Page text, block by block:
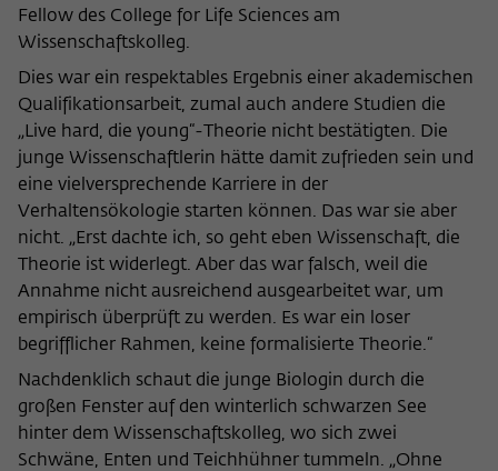
Fellow des College for Life Sciences am
Wissenschaftskolleg.
Dies war ein respektables Ergebnis einer akademischen
Qualifikationsarbeit, zumal auch andere Studien die
„Live hard, die young“-Theorie nicht bestätigten. Die
junge Wissenschaftlerin hätte damit zufrieden sein und
eine vielversprechende Karriere in der
Verhaltensökologie starten können. Das war sie aber
nicht. „Erst dachte ich, so geht eben Wissenschaft, die
Theorie ist widerlegt. Aber das war falsch, weil die
Annahme nicht ausreichend ausgearbeitet war, um
empirisch überprüft zu werden. Es war ein loser
begrifflicher Rahmen, keine formalisierte Theorie.“
Nachdenklich schaut die junge Biologin durch die
großen Fenster auf den winterlich schwarzen See
hinter dem Wissenschaftskolleg, wo sich zwei
Schwäne, Enten und Teichhühner tummeln. „Ohne
Laufzeit 6 Monate
Zweck
Dieses Cookie dient dazu, zu speichern,
von welcher Website oder Suchmaschine
der/die Besucher:in durch eine Verlinkung
auf wiko-berlin.de weitergeleitet wurde.
Name _pk_ses
Anbieter Matomo
Laufzeit 30 Minuten
Zweck
Dieses kurzlebige Cookie wird dazu
verwendet, vorübergehend Daten über
den aktuellen Aufenthalt des Besuchs auf
der Webseite des Wissenschaftskollegs
zu speichern.
Datenschutzniveau von der EU nicht als mit EU-Standards
gleichwertig eingeschätzt wurde. Es besteht insbesondere
das Risiko, dass Ihre Daten durch dortige Behörden, zu
Kontroll- und zu Überwachungszwecken, möglicherweise
auch ohne Rechtsbehelfsmöglichkeiten, verarbeitet werden
können